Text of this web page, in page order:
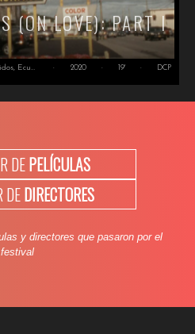
(ON LOVE): PART I
Estados Unidos, Ecuador · 2020 · 19' · DCP
DEPELÍCULAS
DEDIRECTORES
y directores que pasaron por el
festival